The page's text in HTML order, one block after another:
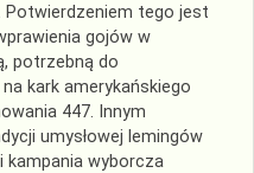
Potwierdzeniem tego jest
gojów w
potrzebną do
kark amerykańskiego
447. Innym
umysłowej lemingów
kampania wyborcza